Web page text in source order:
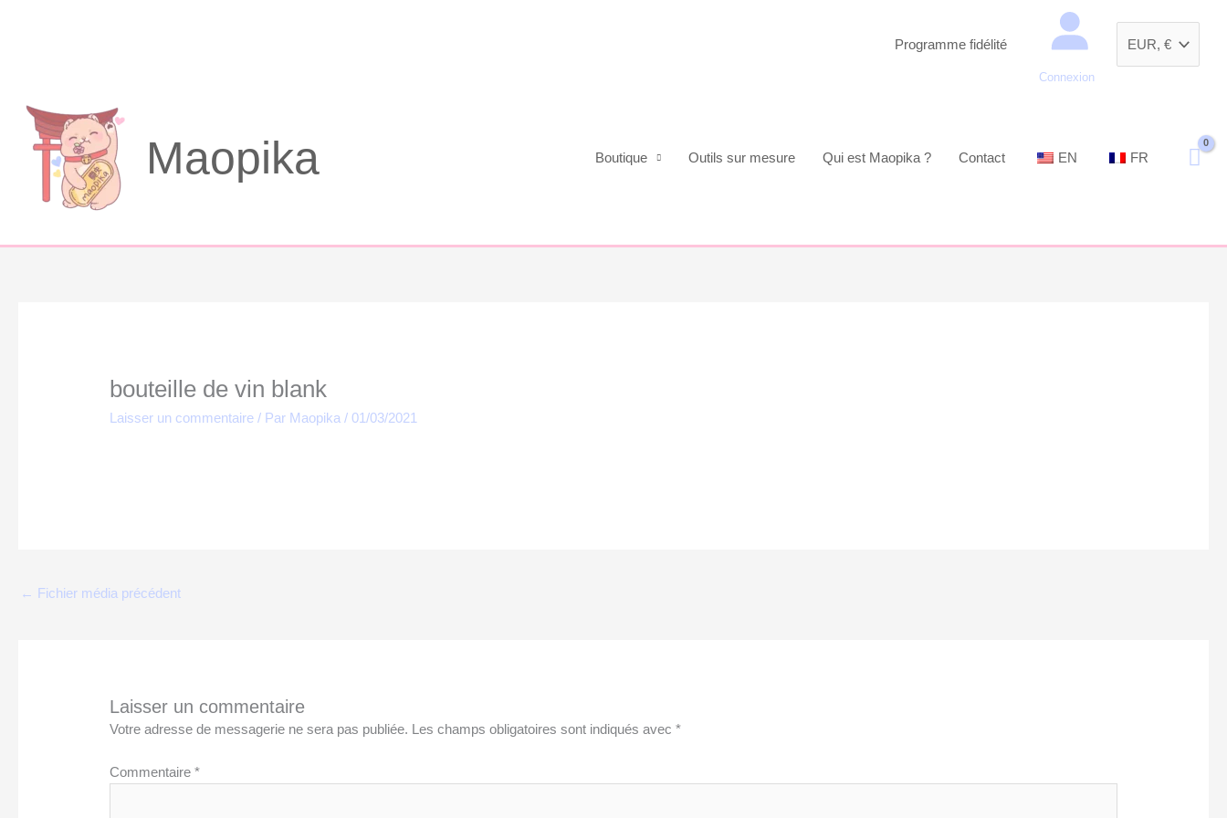
Programme fidélité
Connexion
Maopika Boutique Outils sur mesure Qui est Maopika ? Contact EN FR
bouteille de vin blank
Laisser un commentaire / Par Maopika/ 01/03/2021
← Fichier média précédent
Laisser un commentaire
Votre adresse de messagerie ne sera pas publiée. Les champs obligatoires sont indiqués avec*
Commentaire*
Recherche